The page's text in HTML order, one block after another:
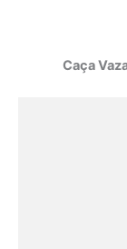
Caça